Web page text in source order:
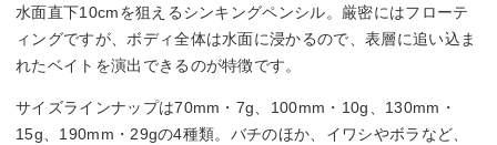
水面直下10cmを狙えるシンキングペンシル。厳密にはフローテ
ィングですが、ボディ全体は水面に浸かるので、表層に追い込ま
れたベイトを演出できるのが特徴です。
サイズラインナップは70mm・7g、100mm・10g、130mm・
15g、190mm・29gの4種類。バチのほか、イワシやボラなど、